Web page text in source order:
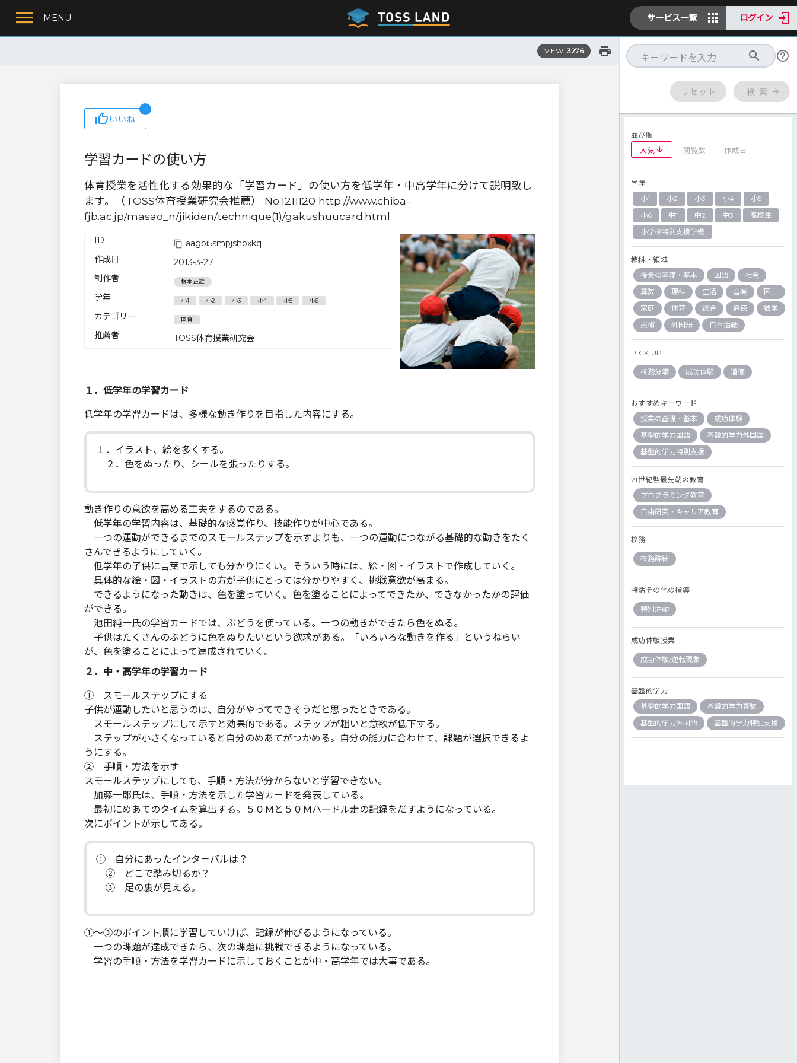
MENU サービス一覧 ログイン
VIEW: 3276
いいね
学習カードの使い方
体育授業を活性化する効果的な「学習カード」の使い方を低学年・中高学年に分けて説明致し
ます。（TOSS体育授業研究会推薦） No.1211120 http://www.chiba-
fjb.ac.jp/masao_n/jikiden/technique(1)/gakushuucard.html
ID
aagbi5smpjshoxkq
作成日
2013-3-27
制作者
根本正雄
学年 小1 小2 小3 小4 小5 小6
カテゴリー 体育
推薦者 TOSS体育授業研究会
１．低学年の学習カード
低学年の学習カードは、多様な動き作りを目指した内容にする。
１．イラスト、絵を多くする。
２．色をぬったり、シールを張ったりする。
動き作りの意欲を高める工夫をするのである。
低学年の学習内容は、基礎的な感覚作り、技能作りが中心である。
一つの運動ができるまでのスモールステップを示すよりも、一つの運動につながる基礎的な動きをたく
さんできるようにしていく。
低学年の子供に言葉で示しても分かりにくい。そういう時には、絵・図・イラストで作成していく。
具体的な絵・図・イラストの方が子供にとっては分かりやすく、挑戦意欲が高まる。
できるようになった動きは、色を塗っていく。色を塗ることによってできたか、できなかったかの評価
ができる。
池田純一氏の学習カードでは、ぶどうを使っている。一つの動きができたら色をぬる。
子供はたくさんのぶどうに色をぬりたいという欲求がある。「いろいろな動きを作る」というねらい
が、色を塗ることによって達成されていく。
２．中・高学年の学習カード
① スモールステップにする
子供が運動したいと思うのは、自分がやってできそうだと思ったときである。
スモールステップにして示すと効果的である。ステップが粗いと意欲が低下する。
ステップが小さくなっていると自分のめあてがつかめる。自分の能力に合わせて、課題が選択できるよ
うにする。
② 手順・方法を示す
スモールステップにしても、手順・方法が分からないと学習できない。
加藤一郎氏は、手順・方法を示した学習カードを発表している。
最初にめあてのタイムを算出する。５０Ｍと５０Ｍハードル走の記録をだすようになっている。
次にポイントが示してある。
① 自分にあったインタ－バルは？
② どこで踏み切るか？
③ 足の裏が見える。
①～③のポイント順に学習していけば、記録が伸びるようになっている。
一つの課題が達成できたら、次の課題に挑戦できるようになっている。
学習の手順・方法を学習カードに示しておくことが中・高学年では大事である。
リセット 検 索
並び順
人気
閲覧数 作成日
学年
小1
小2 小3 小4
小5
小6
中1 中2 中3
高校生
小学校特別支援学級
教科・領域
授業の基礎・基本
国語
社会
算数
理科 生活 音楽
図工
家庭
体育 総合 道徳
数学
技術
外国語 自立活動
PICK UP
校務分掌 成功体験 道徳
おすすめキーワード
授業の基礎・基本
成功体験
基盤的学力国語
基盤的学力外国語
基盤的学力特別支援
21世紀型最先端の教育
プログラミング教育
自由研究・キャリア教育
校務
校務詳細
特活その他の指導
特別活動
成功体験授業
成功体験/逆転現象
基盤的学力
基盤的学力国語
基盤的学力算数
基盤的学力外国語
基盤的学力特別支援